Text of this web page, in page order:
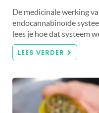
De medicinale werking
endocannabinoïde
lees je hoe dat systeem
LEES VERDER